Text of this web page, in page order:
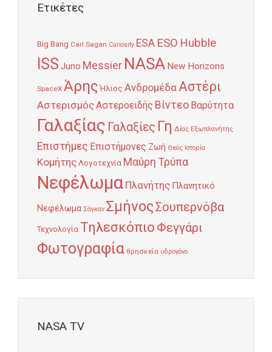
Ετικέτες
Big Bang Carl Sagan Curiosity ESA ESO Hubble
ISS Juno Messier NASA New Horizons
SpaceX Άρης Ήλιος Ανδρομέδα Αστέρι
ΑστερισμόςΑστεροειδής Βίντεο Βαρύτητα
Γαλαξίας Γαλαξίες Γη Δίας Εξωπλανήτης
Επιστήμες Επιστήμονες Ζωή Θεός Ιστορία
Κομήτης Λογοτεχνία Μαύρη Τρύπα
Νεφέλωμα Πλανήτης Πλανητικό
Νεφέλωμα Σάγκαν ΣμήνοςΣουπερνόβα
Τεχνολογία Τηλεσκόπιο Φεγγάρι
Φωτογραφία θρησκεία υδρογόνο
NASA TV